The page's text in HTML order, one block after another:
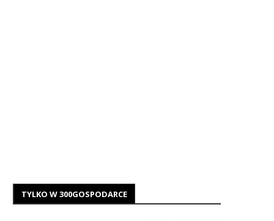
TYLKO W 300GOSPODARCE